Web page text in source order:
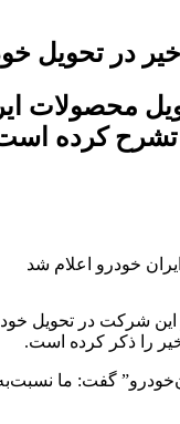
در تحویل
محصولات
تشرح کرده
خودرو اعلام شد
شرکت در تحویل
را ذکر کرده است.